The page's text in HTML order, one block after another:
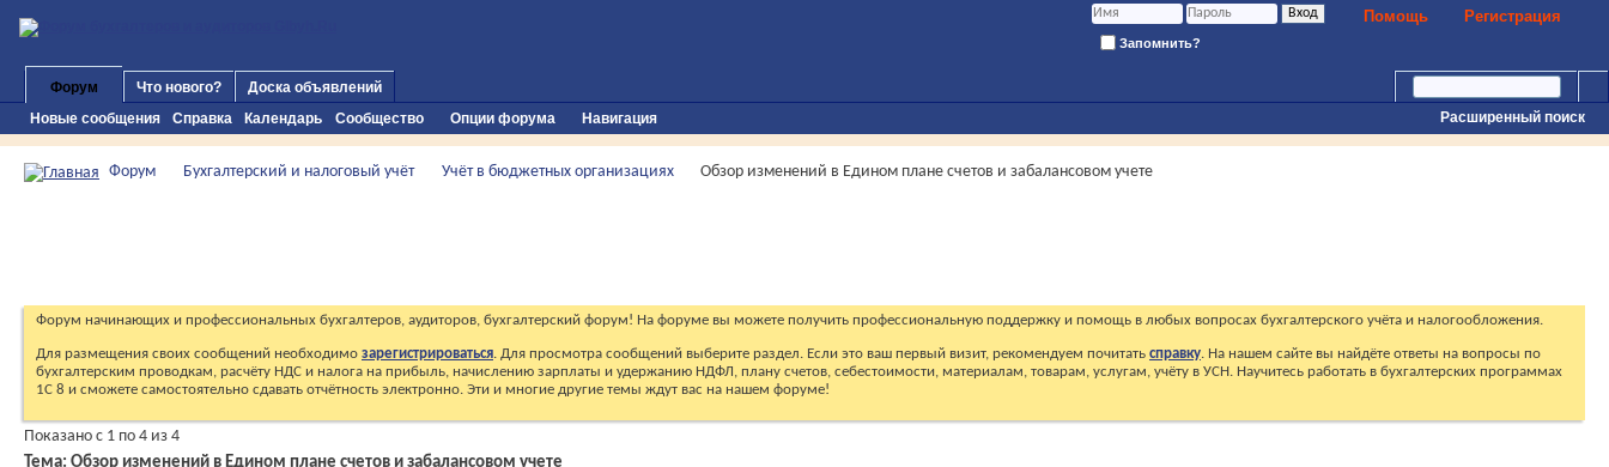
Регистрация
Помощь
Запомнить?
Форум
Новые сообщения
Справка Календарь Сообщество Опции форума Навигация
Что нового?
Доска объявлений
Расширенный поиск
Форум Бухгалтерский и налоговый учёт Учёт в бюджетных организациях Обзор изменений в Едином плане счетов и забалансовом учете
Форум начинающих и профессиональных бухгалтеров, аудиторов, бухгалтерский форум! На форуме вы можете получить профессиональную поддержку и помощь в любых вопросах бухгалтерского учёта и налогообложения.
Для размещения своих сообщений необходимо зарегистрироваться. Для просмотра сообщений выберите раздел. Если это ваш первый визит, рекомендуем почитать справку. На нашем сайте вы найдёте ответы на вопросы по
бухгалтерским проводкам, расчёту НДС и налога на прибыль, начислению зарплаты и удержанию НДФЛ, плану счетов, себестоимости, материалам, товарам, услугам, учёту в УСН. Научитесь работать в бухгалтерских программах
1С 8 и сможете самостоятельно сдавать отчётность электронно. Эти и многие другие темы ждут вас на нашем форуме!
Показано с 1 по 4 из 4
Тема: Обзор изменений в Едином плане счетов и забалансовом учете